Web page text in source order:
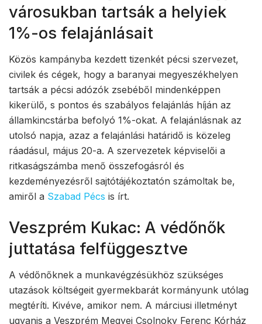
városukban tartsák a helyiek
1%-os felajánlásait
Közös kampányba kezdett tizenkét pécsi szervezet,
civilek és cégek, hogy a baranyai megyeszékhelyen
tartsák a pécsi adózók zsebéből mindenképpen
kikerülő, s pontos és szabályos felajánlás híján az
államkincstárba befolyó 1%-okat. A felajánlásnak az
utolsó napja, azaz a felajánlási határidő is közeleg
ráadásul, május 20-a. A szervezetek képviselői a
ritkaságszámba menő összefogásról és
kezdeményezésről sajtótájékoztatón számoltak be,
amiről a Szabad Pécs is írt.
Veszprém Kukac: A védőnők
juttatása felfüggesztve
A védőnőknek a munkavégzésükhöz szükséges
utazások költségeit gyermekbarát kormányunk utólag
megtéríti. Kivéve, amikor nem. A márciusi illetményt
ugyanis a Veszprém Megyei Csolnoky Ferenc Kórház